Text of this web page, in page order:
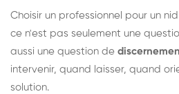
Choisir un professionnel pour un
ce n'est pas seulement une
aussi une question de
intervenir, quand laisser, quand
solution.